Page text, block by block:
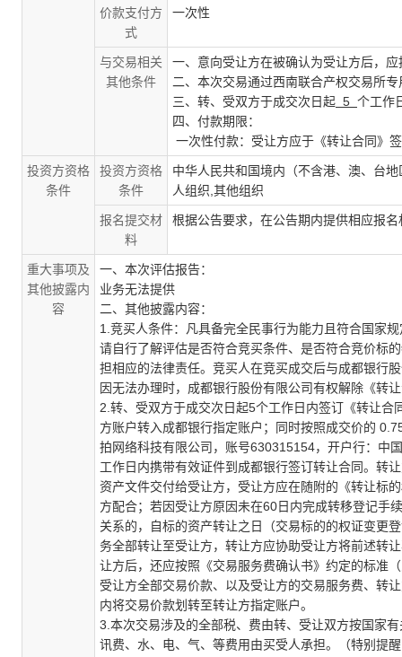
价款支付方
式
一次性
与交易相关
其他条件
一、意向受让方在被确认为受让方后，
二、本次交易通过西南联合产权交易所
三、转、受双方于成交次日起 5 个工作
四、付款期限：
一次性付款：受让方应于《转让合同》
投资方资格
条件
投资方资格
条件
中华人民共和国境内（不含港、澳、台
人组织,其他组织
报名提交材
料
根据公告要求，在公告期内提供相应报名
重大事项及
其他披露内
容
一、本次评估报告：
业务无法提供
二、其他披露内容：
1.竞买人条件：凡具备完全民事行为能力且符合国家
请自行了解评估是否符合竞买条件、是否符合竞价标
担相应的法律责任。竞买人在竞买成交后与成都银行
因无法办理时，成都银行股份有限公司有权解除《转
2.转、受双方于成交次日起5个工作日内签订《转让
方账户转入成都银行指定账户；同时按照成交价的
拍网络科技有限公司，账号630315154，开户行：中
工作日内携带有效证件到成都银行签订转让合同。转
资产文件交付给受让方，受让方应在随附的《转让标
方配合；若因受让方原因未在60日内完成转移登记手
关系的，自标的资产转让之日（交易标的的权证变更
务全部转让至受让方，转让方应协助受让方将前述转
让方后，还应按照《交易服务费确认书》约定的标准
受让方全部交易价款、以及受让方的交易服务费、转
内将交易价款划转至转让方指定账户。
3.本次交易涉及的全部税、费由转、受让双方按国家
讯费、水、电、气、等费用由买受人承担。（特别提